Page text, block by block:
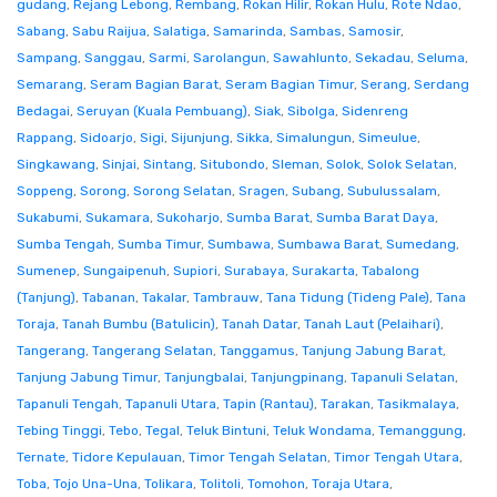
gudang, Rejang Lebong, Rembang, Rokan Hilir, Rokan Hulu, Rote Ndao,
Sabang, Sabu Raijua, Salatiga, Samarinda, Sambas, Samosir,
Sampang, Sanggau, Sarmi, Sarolangun, Sawahlunto, Sekadau, Seluma,
Semarang, Seram Bagian Barat, Seram Bagian Timur, Serang, Serdang
Bedagai, Seruyan (Kuala Pembuang), Siak, Sibolga, Sidenreng
Rappang, Sidoarjo, Sigi, Sijunjung, Sikka, Simalungun, Simeulue,
Singkawang, Sinjai, Sintang, Situbondo, Sleman, Solok, Solok Selatan,
Soppeng, Sorong, Sorong Selatan, Sragen, Subang, Subulussalam,
Sukabumi, Sukamara, Sukoharjo, Sumba Barat, Sumba Barat Daya,
Sumba Tengah, Sumba Timur, Sumbawa, Sumbawa Barat, Sumedang,
Sumenep, Sungaipenuh, Supiori, Surabaya, Surakarta, Tabalong
(Tanjung), Tabanan, Takalar, Tambrauw, Tana Tidung (Tideng Pale), Tana
Toraja, Tanah Bumbu (Batulicin), Tanah Datar, Tanah Laut (Pelaihari),
Tangerang, Tangerang Selatan, Tanggamus, Tanjung Jabung Barat,
Tanjung Jabung Timur, Tanjungbalai, Tanjungpinang, Tapanuli Selatan,
Tapanuli Tengah, Tapanuli Utara, Tapin (Rantau), Tarakan, Tasikmalaya,
Tebing Tinggi, Tebo, Tegal, Teluk Bintuni, Teluk Wondama, Temanggung,
Ternate, Tidore Kepulauan, Timor Tengah Selatan, Timor Tengah Utara,
Toba, Tojo Una-Una, Tolikara, Tolitoli, Tomohon, Toraja Utara,